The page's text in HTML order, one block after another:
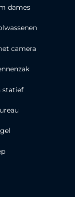
dames
camera
statief